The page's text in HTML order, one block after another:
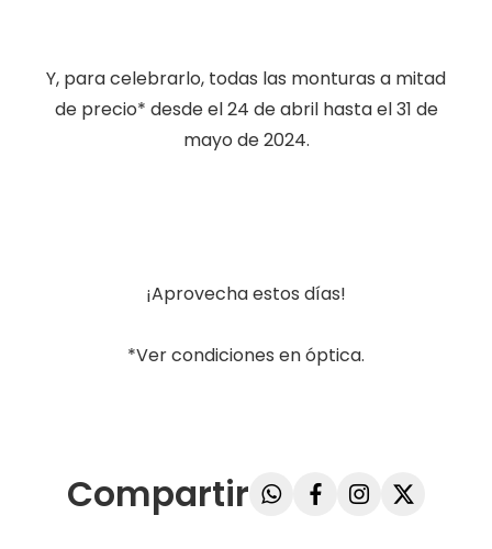
Y, para celebrarlo, todas las monturas a mitad
de precio* desde el 24 de abril hasta el 31 de
mayo de 2024.
¡Aprovecha estos días!
*Ver condiciones en óptica.
Compartir